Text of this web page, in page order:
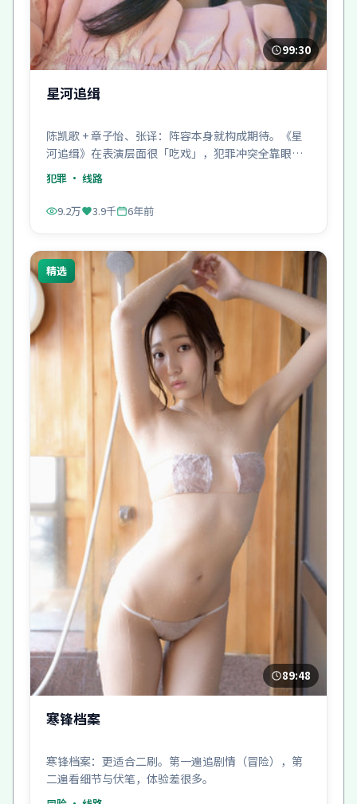
99:30
星河追缉
陈凯歌 + 章子怡、张译：阵容本身就构成期待。《星
河追缉》在表演层面很「吃戏」，犯罪冲突全靠眼神
顶住。
犯罪 · 线路
9.2万 3.9千 6年前
精选
89:48
寒锋档案
寒锋档案：更适合二刷。第一遍追剧情（冒险），第
二遍看细节与伏笔，体验差很多。